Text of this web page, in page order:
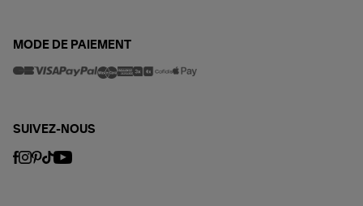
MODE DE PAIEMENT
SUIVEZ-NOUS